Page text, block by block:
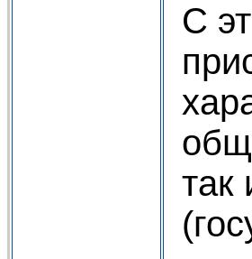
С
так